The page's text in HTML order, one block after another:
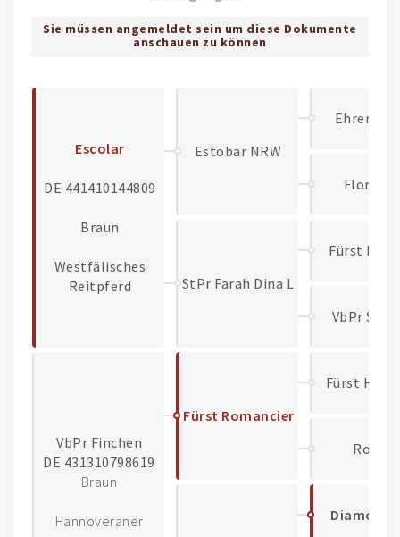
Sie müssen angemeldet sein um diese Dokumente
anschauen zu können
Escolar
DE 441410144809
Braun
Westfälisches
Reitpferd
Estobar NRW
Florence
StPr Farah Dina L
Fürst
VbPr
VbPr Finchen
DE 431310798619
Braun
Hannoveraner
Fürst Romancier
Fürst
Ronja
Diamond